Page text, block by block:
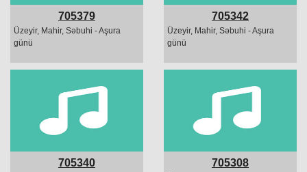
705379
Üzeyir, Mahir, Səbuhi - Aşura
günü
705342
Üzeyir, Mahir, Səbuhi - Aşura
günü
705340 705308